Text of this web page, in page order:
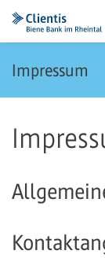
Impressum